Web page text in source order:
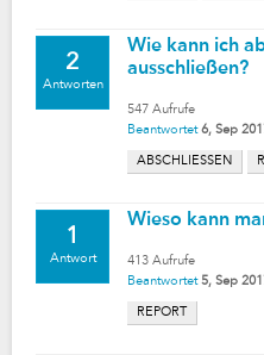
2
Antworten
Wie kann ich
ausschließen?
547 Aufrufe
Beantwortet 6, Sep
ABSCHLIESSEN
1
Antwort
Wieso kann
413 Aufrufe
Beantwortet 5, Sep
REPORT